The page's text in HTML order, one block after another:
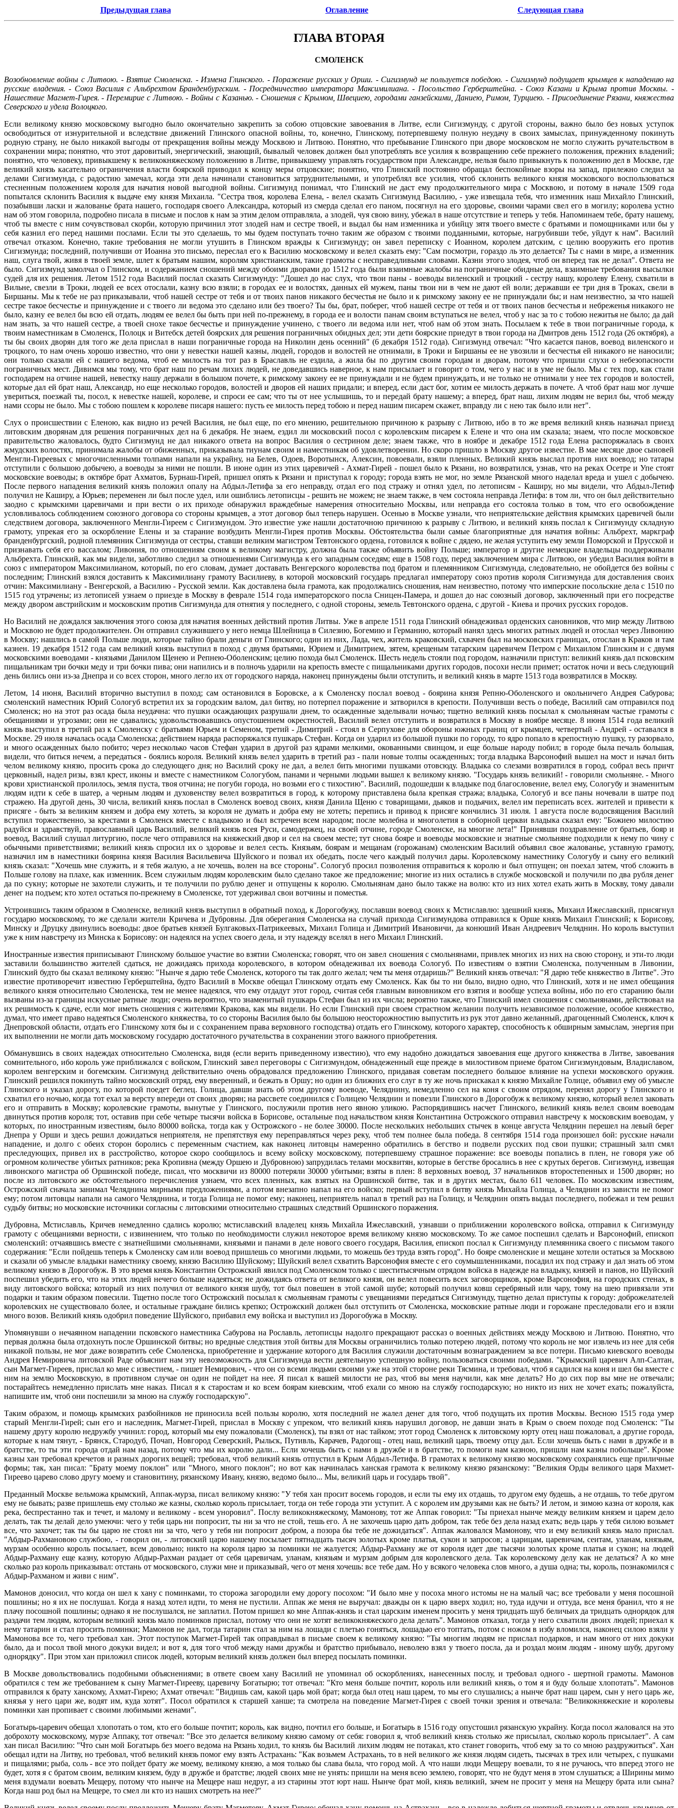
Предыдущая глава Оглавление Следующая глава
ГЛАВА ВТОРАЯ
СМОЛЕНСК
Возобновление войны с Литвою. - Взятие Смоленска. - Измена Глинского. - Поражение русских у Орши. - Сигизмунд не пользуется победою. - Сигизмунд подущает крымцев к нападению на
русские владения. - Союз Василия с Альбрехтом Бранденбургским. - Посредничество императора Максимилиана. - Посольство Герберштейна. - Союз Казани и Крыма против Москвы. -
Нашествие Магмет-Гирея. - Перемирие с Литвою. - Войны с Казанью. - Сношения с Крымом, Швециею, городами ганзейскими, Даниею, Римом, Турциею. - Присоединение Рязани, княжества
Северского и удела Волоцкого.
Если великому князю московскому выгодно было окончательно закрепить за собою отцовские завоевания в Литве, если Сигизмунду, с другой стороны, важно было без новых уступок
освободиться от изнурительной и вследствие движений Глинского опасной войны, то, конечно, Глинскому, потерпевшему полную неудачу в своих замыслах, принужденному покинуть
родную страну, не было никакой выгоды от прекращения войны между Москвою и Литвою. Понятно, что пребывание Глинского при дворе московском не могло служить ручательством в
сохранении мира; понятно, что этот даровитый, энергический, знающий, бывалый человек должен был употреблять все усилия к возвращению себе прежнего положения, прежних владений;
понятно, что человеку, привыкшему к великокняжескому положению в Литве, привыкшему управлять государством при Александре, нельзя было привыкнуть к положению дел в Москве, где
великий князь касательно ограничения власти боярской приводил к концу меры отцовские; понятно, что Глинский постоянно обращал беспокойные взоры на запад, прилежно следил за
делами Сигизмунда, с радостию замечал, когда эти дела начинали становиться затруднительными, и употреблял все усилия, чтоб склонить великого князя московского воспользоваться
стесненным положением короля для начатия новой выгодной войны. Сигизмунд понимал, что Глинский не даст ему продолжительного мира с Москвою, и потому в начале 1509 года
попытался склонить Василия к выдаче ему князя Михаила. "Сестра твоя, королева Елена, - велел сказать Сигизмунд Василию, - уже извещала тебя, что изменник наш Михайло Глинский,
позабывши ласки и жалованье брата нашего, господаря своего Александра, который из смерда сделал его паном, посягнул на его здоровье, своими чарами свел его в могилу; королева устно
нам об этом говорила, подробно писала в письме и послов к нам за этим делом отправляла, а злодей, чуя свою вину, убежал в наше отсутствие и теперь у тебя. Напоминаем тебе, брату нашему,
чтоб ты вместе с ним сочувствовал скорби, которую причинил этот злодей нам и сестре твоей, и выдал бы нам изменника и убийцу зятя твоего вместе с братьями и помощниками или бы у
себя казнил его перед нашими послами. Если ты это сделаешь, то мы будем поступать точно таким же образом с твоими подданными, которые, нагрубивши тебе, уйдут к нам". Василий
отвечал отказом. Конечно, такие требования не могли утушить в Глинском вражды к Сигизмунду; он завел переписку с Иоанном, королем датским, с целию вооружить его против
Сигизмунда; последний, получивши от Иоанна это письмо, переслал его к Василию московскому и велел сказать ему: "Сам посмотри, гораздо ль это делается? Ты с нами в мире, а изменник
наш, слуга твой, живя в твоей земле, шлет к братьям нашим, королям христианским, такие грамоты с несправедливыми словами. Казни этого злодея, чтоб он вперед так не делал". Ответа не
было. Сигизмунд замолчал о Глинском, и содержанием сношений между обоими дворами до 1512 года были взаимные жалобы на пограничные обидные дела, взаимные требования высылки
судей для их решения. Летом 1512 года Василий послал сказать Сигизмунду: "Дошел до нас слух, что твои паны - воеводы виленский и троцкий - сестру нашу, королеву Елену, схватили в
Вильне, свезли в Троки, людей ее всех отослали, казну всю взяли; в городах ее и волостях, данных ей мужем, паны твои ни в чем не дают ей воли; державши ее три дня в Троках, свели в
Биршаны. Мы к тебе не раз приказывали, чтоб нашей сестре от тебя и от твоих панов никакого бесчестья не было и к римскому закону ее не принуждали бы; и нам неизвестно, за что нашей
сестре такое бесчестье и принуждение и с твоего ли ведома это сделано или без твоего? Ты бы, брат, поберег, чтоб нашей сестре от тебя и от твоих панов бесчестья и небреженья никакого не
было, казну ее велел бы всю ей отдать, людям ее велел бы быть при ней по-прежнему, в города ее и волости панам своим вступаться не велел, чтоб у нас за то с тобою нежитья не было; да дай
нам знать, за что нашей сестре, а твоей снохе такое бесчестье и принуждение учинено, с твоего ли ведома или нет, чтоб нам об этом знать. Посылаем к тебе в твои пограничные города, к
твоим наместникам в Смоленск, Полоцк и Витебск детей боярских для решения пограничных обидных дел; эти дети боярские приедут в твои города на Дмитров день 1512 года (26 октября), а
ты бы своих дворян для того же дела прислал в наши пограничные города на Николин день осенний" (6 декабря 1512 года). Сигизмунд отвечал: "Что касается панов, воевод виленского и
троцкого, то нам очень хорошо известно, что они у невестки нашей казны, людей, городов и волостей не отнимали, в Троки и Биршаны ее не увозили и бесчестья ей никакого не наносили;
они только сказали ей с нашего ведома, чтоб ее милость на тот раз в Браславль не ездила, а жила бы по другим своим городам и дворам, потому что пришли слухи о небезопасности
пограничных мест. Дивимся мы тому, что брат наш по речам лихих людей, не доведавшись наверное, к нам присылает и говорит о том, чего у нас и в уме не было. Мы с тех пор, как стали
господарем на отчине нашей, невестку нашу держали в большом почете, к римскому закону ее не принуждали и не будем принуждать, и не только не отнимали у нее тех городов и волостей,
которые дал ей брат наш, Александр, но еще несколько городов, волостей и дворов ей наших придали; и вперед, если даст бог, хотим ее милость держать в почете. А чтоб брат наш мог лучше
увериться, поезжай ты, посол, к невестке нашей, королеве, и спроси ее сам; что ты от нее услышишь, то и передай брату нашему; а вперед, брат наш, лихим людям не верил бы, чтоб между
нами ссоры не было. Мы с тобою пошлем к королеве писаря нашего: пусть ее милость перед тобою и перед нашим писарем скажет, вправду ли с нею так было или нет".
Слух о происшествии с Еленою, как видно из речей Василия, не был еще, по его мнению, решительною причиною к разрыву с Литвою, ибо в то же время великий князь назначал приезд
литовским дворянам для решения пограничных дел на 6 декабря. Не знаем, ездил ли московский посол с королевским писарем к Елене и что она им сказала; знаем, что после московское
правительство жаловалось, будто Сигизмунд не дал никакого ответа на вопрос Василия о сестрином деле; знаем также, что в ноябре и декабре 1512 года Елена распоряжалась в своих
жмудских волостях, принимала жалобы от обиженных, приказывала тиунам своим и наместникам об удовлетворении. Но скоро пришло в Москву другое известие. В мае месяце двое сыновей
Менгли-Гиреевых с многочисленными толпами напали на украйну, на Белев, Одоев, Воротынск, Алексин, повоевали, взяли пленных. Великий князь выслал против них воевод; но татары
отступили с большою добычею, а воеводы за ними не пошли. В июне один из этих царевичей - Ахмат-Гирей - пошел было к Рязани, но возвратился, узнав, что на реках Осетре и Упе стоят
московские воеводы; в октябре брат Ахматов, Бурнаш-Гирей, пришел опять к Рязани и приступал к городу; города взять не мог, но земле Рязанской много наделал вреда и ушел с добычею.
После первого нападения великий князь положил опалу на Абдыл-Летифа за его неправду, отдал его под стражу и отнял удел, по летописям - Каширу, но мы видели, что Абдыл-Летиф
получил не Каширу, а Юрьев; переменен ли был после удел, или ошиблись летописцы - решить не можем; не знаем также, в чем состояла неправда Летифа: в том ли, что он был действительно
заодно с крымскими царевичами и при вести о их приходе обнаружил враждебные намерения относительно Москвы, или неправда его состояла только в том, что его освобождение
условливалось соблюдением союзного договора со стороны крымцев, а этот договор был теперь нарушен. Осенью в Москве узнали, что неприятельские действия крымских царевичей были
следствием договора, заключенного Менгли-Гиреем с Сигизмундом. Это известие уже нашли достаточною причиною к разрыву с Литвою, и великий князь послал к Сигизмунду складную
грамоту, упрекая его за оскорбление Елены и за старание возбудить Менгли-Гирея против Москвы. Обстоятельства были самые благоприятные для начатия войны: Альбрехт, маркграф
бранденбургский, родной племянник Сигизмунда от сестры, ставши великим магистром Тевтонского ордена, готовился к войне с дядею, не желая уступить ему земли Поморской и Прусской и
признавать себя его вассалом; Ливония, по отношениям своим к великому магистру, должна была также объявить войну Польше; император и другие немецкие владельцы поддерживали
Альбрехта. Глинский, как мы видели, заботливо следил за отношениями Сигизмунда к его западным соседям; еще в 1508 году, перед заключением мира с Литвою, он убедил Василия войти в
союз с императором Максимилианом, который, по его словам, думает доставать Венгерского королевства под братом и племянником Сигизмунда, следовательно, не обойдется без войны с
последним; Глинский взялся доставить к Максимилиану грамоту Василиеву, в которой московский государь предлагал императору союз против короля Сигизмунда для доставления своих
отчин: Максимилиану - Венгерской, а Василию - Русской земли. Как доставлена была грамота, как продолжались сношения, нам неизвестно, потому что имперские посольские дела с 1510 по
1515 год утрачены; из летописей узнаем о приезде в Москву в феврале 1514 года императорского посла Сницен-Памера, и дошел до нас союзный договор, заключенный при его посредстве
между двором австрийским и московским против Сигизмунда для отнятия у последнего, с одной стороны, земель Тевтонского ордена, с другой - Киева и прочих русских городов.
Но Василий не дождался заключения этого союза для начатия военных действий против Литвы. Уже в апреле 1511 года Глинский обнадеживал орденских сановников, что мир между Литвою
и Москвою не будет продолжителен. Он отправил служившего у него немца Шлейница в Силезию, Богемию и Германию, который нанял здесь многих ратных людей и отослал через Ливонию
в Москву; нашлись в самой Польше люди, которые тайно брали деньги от Глинского; один из них, Лада, чех, житель краковский, схвачен был на московских границах, отослан в Краков и там
казнен. 19 декабря 1512 года сам великий князь выступил в поход с двумя братьями, Юрием и Димитрием, зятем, крещеным татарским царевичем Петром с Михаилом Глинским и с двумя
московскими воеводами - князьями Данилом Щенею и Репнею-Оболенским; целию похода был Смоленск. Шесть недель стояли под городом, назначили приступ: великий князь дал псковским
пищальникам три бочки меду и три бочки пива; они напились и в полночь ударили на крепость вместе с пищальниками других городов, посохи несли примет; остаток ночи и весь следующий
день бились они из-за Днепра и со всех сторон, много легло их от городского наряда, наконец принуждены были отступить, и великий князь в марте 1513 года возвратился в Москву.
Летом, 14 июня, Василий вторично выступил в поход; сам остановился в Боровске, а к Смоленску послал воевод - боярина князя Репню-Оболенского и окольничего Андрея Сабурова;
смоленский наместник Юрий Сологуб встретил их за городским валом, дал битву, но потерпел поражение и затворился в крепости. Получивши весть о победе, Василий сам отправился под
Смоленск; но на этот раз осада была неудачна: что пушки осаждающих разрушали днем, то осажденные заделывали ночью; тщетно великий князь посылал к смольнянам частые грамоты с
обещаниями и угрозами; они не сдавались; удовольствовавшись опустошением окрестностей, Василий велел отступить и возвратился в Москву в ноябре месяце. 8 июня 1514 года великий
князь выступил в третий раз к Смоленску с братьями Юрьем и Семеном, третий - Димитрий - стоял в Серпухове для обороны южных границ от крымцев, четвертый - Андрей - оставался в
Москве. 29 июля началась осада Смоленска; действием наряда распоряжался пушкарь Стефан. Когда он ударил из большой пушки по городу, то ядро попало в крепостную пушку, ту разорвало,
и много осажденных было побито; через несколько часов Стефан ударил в другой раз ядрами мелкими, окованными свинцом, и еще больше народу побил; в городе была печаль большая,
видели, что биться нечем, а передаться - боялись короля. Великий князь велел ударить в третий раз - пали новые толпы осажденных; тогда владыка Варсонофий вышел на мост и начал бить
челом великому князю, просить срока до следующего дня; но Василий сроку не дал, а велел бить многими пушками отовсюду. Владыка со слезами возвратился в город, собрал весь причт
церковный, надел ризы, взял крест, иконы и вместе с наместником Сологубом, панами и черными людьми вышел к великому князю. "Государь князь великий! - говорили смольняне. - Много
крови христианской пролилось, земля пуста, твоя отчина; не погуби города, но возьми его с тихостию". Василий, подошедши к владыке под благословение, велел ему, Сологубу и знаменитым
людям идти к себе в шатер, а черным людям и духовенству велел возвратиться в город, к которому приставлена была крепкая стража; владыка, Сологуб и все паны ночевали в шатре под
стражею. На другой день, 30 числа, великий князь послал в Смоленск воевод своих, князя Данила Щеню с товарищами, дьяков и подьячих, велел им переписать всех. жителей и привести к
присяге - быть за великим князем и добра ему хотеть, за короля не думать и добра ему не хотеть; перепись и привод к присяге кончились 31 июля. 1 августа после водосвящения Василий
вступил торжественно, за крестами в Смоленск вместе с владыкою и был встречен всем народом; после молебна и многолетия в соборной церкви владыка сказал ему: "Божиею милостию
радуйся и здравствуй, православный царь Василий, великий князь всея Руси, самодержец, на своей отчине, городе Смоленске, на многие лета!" Принявши поздравление от братьев, бояр и
воевод, Василий слушал литургию, после чего отправился на княжеский двор и сел на своем месте; тут снова бояре и воеводы московские и знатные смольняне подходили к нему по чину с
обычными приветствиями; великий князь спросил их о здоровье и велел сесть. Князьям, боярам и мещанам (горожанам) смоленским Василий объявил свое жалованье, уставную грамоту,
назначил им в наместники боярина князя Василия Васильевича Шуйского и позвал их обедать, после чего каждый получил дары. Королевскому наместнику Сологубу и сыну его великий
князь сказал: "Хочешь мне служить, и я тебя жалую, а не хочешь, волен на все стороны". Сологуб просил позволения отправиться к королю и был отпущен; он поехал затем, чтоб сложить в
Польше голову на плахе, как изменник. Всем служилым людям королевским было сделано такое же предложение; многие из них остались в службе московской и получили по два рубля денег
да по сукну; которые не захотели служить, и те получили по рублю денег и отпущены к королю. Смольнянам дано было также на волю: кто из них хотел ехать жить в Москву, тому давали
денег на подъем; кто хотел остаться по-прежнему в Смоленске, тот удерживал свои вотчины и поместья.
Устроившись таким образом в Смоленске, великий князь выступил в обратный поход, к Дорогобужу, пославши воевод своих к Мстиславлю: здешний князь, Михаил Ижеславский, присягнул
государю московскому, то же сделали жители Кричева и Дубровны. Для оберегания Смоленска на случай прихода Сигизмундова отправился к Орше князь Михаил Глинский; к Борисову,
Минску и Друцку двинулись воеводы: двое братьев князей Булгаковых-Патрикеевых, Михаил Голица и Димитрий Ивановичи, да конюший Иван Андреевич Челяднин. Но король выступил
уже к ним навстречу из Минска к Борисову: он надеялся на успех своего дела, и эту надежду вселял в него Михаил Глинский.
Иностранные известия приписывают Глинскому большое участие во взятии Смоленска; говорят, что он завел сношения с смольнянами, привлек многих из них на свою сторону, и эти-то люди
заставили большинство жителей сдаться, не дожидаясь прихода королевского, в котором обнадеживал их воевода Сологуб. По известиям о взятии Смоленска, полученным в Ливонии,
Глинский будто бы сказал великому князю: "Нынче я дарю тебе Смоленск, которого ты так долго желал; чем ты меня отдаришь?" Великий князь отвечал: "Я дарю тебе княжество в Литве". Это
известие противоречит известию Герберштейна, будто Василий в Москве обещал Глинскому отдать ему Смоленск. Как бы то ни было, видно одно, что Глинский, хотя и не имел обещания
великого князя относительно Смоленска, тем не менее надеялся, что ему отдадут этот город, считая себя главным виновником его взятия и вообще успеха войны, ибо по его старанию были
вызваны из-за границы искусные ратные люди; очень вероятно, что знаменитый пушкарь Стефан был из их числа; вероятно также, что Глинский имел сношения с смольнянами, действовал на
их решимость к сдаче, если мог иметь сношения с жителями Кракова, как мы видели. Но если Глинский при своем страстном желании получить независимое положение, особое княжество,
думал, что имеет право надеяться Смоленского княжества, то со стороны Василия было бы большою неосторожностию выпустить из рук этот давно желанный, драгоценный Смоленск, ключ к
Днепровской области, отдать его Глинскому хотя бы и с сохранением права верховного господства) отдать его Глинскому, которого характер, способность к обширным замыслам, энергия при
их выполнении не могли дать московскому государю достаточного ручательства в сохранении этого важного приобретения.
Обманувшись в своих надеждах относительно Смоленска, видя (если верить приведенному известию), что ему надобно дожидаться завоевания еще другого княжества в Литве, завоевания
сомнительного, ибо король уже приближался с войском, Глинский завел переговоры с Сигизмундом, обнадеженный еще прежде в милостивом приеме братом Сигизмундовым, Владиславом,
королем венгерским и богемским. Сигизмунд действительно очень обрадовался предложению Глинского, придавая советам последнего большое влияние на успехи московского оружия.
Глинский решился покинуть тайно московский отряд, ему вверенный, и бежать в Оршу; но один из ближних его слуг в ту же ночь прискакал к князю Михайле Голице, объявил ему об умысле
Глинского и указал дорогу, по которой поедет беглец. Голица, давши знать об этом другому воеводе, Челяднину, немедленно сел на коня с своим отрядом, перенял дорогу у Глинского и
схватил его ночью, когда тот ехал за версту впереди от своих дворян; на рассвете соединился с Голицею Челяднин и повезли Глинского в Дорогобуж к великому князю, который велел заковать
его и отправить в Москву; королевские грамоты, вынутые у Глинского, послужили против него явною уликою. Распорядившись насчет Глинского, великий князь велел своим воеводам
двинуться против короля; тот, оставив при себе четыре тысячи войска в Борисове, остальные под начальством князя Константина Острожского отправил навстречу к московским воеводам, у
которых, по иностранным известиям, было 80000 войска, тогда как у Острожского - не более 30000. После нескольких небольших стычек в конце августа Челяднин перешел на левый берег
Днепра у Орши и здесь решил дожидаться неприятеля, не препятствуя ему переправляться через реку, чтоб тем полнее была победа. 8 сентября 1514 года произошел бой: русские начали
нападение, и долго с обеих сторон боролись с переменным счастием, как наконец литовцы намеренно обратились в бегство и подвели русских под свои пушки; страшный залп смял
преследующих, привел их в расстройство, которое скоро сообщилось и всему войску московскому, потерпевшему страшное поражение: все воеводы попались в плен, не говоря уже об
огромном количестве убитых ратников; река Кропивна (между Оршею и Дубровною) запрудилась телами москвитян, которые в бегстве бросались в нее с крутых берегов. Сигизмунд, извещая
ливонского магистра об Оршинской победе, писал, что москвичи из 80000 потеряли 30000 убитыми; взяты в плен: 8 верховных воевод, 37 начальников второстепенных и 1500 дворян; но
после из литовского же обстоятельного перечисления узнаем, что всех пленных, как взятых на Оршинской битве, так и в других местах, было 611 человек. По московским известиям,
Острожский сначала занимал Челяднина мирными предложениями, а потом внезапно напал на его войско; первый вступил в битву князь Михайла Голица, а Челяднин из зависти не помог
ему; потом литовцы напали на самого Челяднина, и тогда Голица не помог ему; наконец, неприятель напал в третий раз на Голицу, и Челяднин опять выдал последнего, побежал и тем решил
судьбу битвы; но московские источники согласны с литовскими относительно страшных следствий Оршинского поражения.
Дубровна, Мстиславль, Кричев немедленно сдались королю; мстиславский владелец князь Михайла Ижеславский, узнавши о приближении королевского войска, отправил к Сигизмунду
грамоту с обещаниями верности, с извинением, что только по необходимости служил некоторое время великому князю московскому. То же самое поспешил сделать и Варсонофий, епископ
смоленский: отчаявшись вместе с знатнейшими смольнянами, князьями и панами в деле нового своего государя, Василия, епископ послал к Сигизмунду племянника своего с письмом такого
содержания: "Если пойдешь теперь к Смоленску сам или воевод пришлешь со многими людьми, то можешь без труда взять город". Но бояре смоленские и мещане хотели остаться за Москвою
и сказали об умысле владыки наместнику своему, князю Василию Шуйскому; Шуйский велел схватить Варсонофия вместе с его соумышленниками, посадил их под стражу и дал знать об этом
великому князю в Дорогобуж. В это время князь Константин Острожский явился под Смоленском только с шеститысячным отрядом войска в надежде на владыку, князей и панов, но Шуйский
поспешил убедить его, что на этих людей нечего больше надеяться; не дожидаясь ответа от великого князя, он велел повесить всех заговорщиков, кроме Варсонофия, на городских стенах, в
виду литовского войска; который из них получил от великого князя шубу, тот был повешен в этой самой шубе; который получил ковш серебряный или чару, тому на шею привязали эти
подарки и таким образом повесили. Тщетно после того Острожский посылал к смольнянам грамоты с увещаниями передаться Сигизмунду, тщетно делал приступы к городу: доброжелателей
королевских не существовало более, и остальные граждане бились крепко; Острожский должен был отступить от Смоленска, московские ратные люди и горожане преследовали его и взяли
много возов. Великий князь одобрил поведение Шуйского, прибавил ему войска и выступил из Дорогобужа в Москву.
Упомянувши о нечаянном нападении псковского наместника Сабурова на Рославль, летописцы надолго прекращают рассказ о военных действиях между Москвою и Литвою. Понятно, что
первая должна была отдохнуть после Оршинской битвы; но вредные следствия этой битвы для Москвы ограничились только потерею людей, потому что король не мог извлечь из нее для себя
никакой пользы, не мог даже возвратить себе Смоленска, приобретение и удержание которого для Василия служили достаточным вознаграждением за все потери. Письмо киевского воеводы
Андрея Немировича литовской Раде объяснит нам эту невозможность для Сигизмунда вести деятельную успешную войну, пользоваться своими победами. "Крымский царевич Алп-Салтан,
сын Магмет-Гиреев, прислал ко мне с известием, - пишет Немирович, - что он со всеми людьми своими уже на этой стороне реки Тясмина, и требовал, чтоб я садился на коня и шел бы вместе с
ним на землю Московскую, в противном случае он один не пойдет на нее. Я писал к вашей милости не раз, чтоб вы меня научили, как мне делать? Но до сих пор вы мне не отвечали;
постарайтесь немедленно прислать мне наказ. Писал я к старостам и ко всем боярам киевским, чтоб ехали со мною на службу господарскую; но никто из них не хочет ехать; пожалуйста,
напишите им, чтоб они поспешили за мною на службу господарскую".
Таким образом, и помощь крымских разбойников не приносила всей пользы королю, хотя последний не жалел денег для того, чтоб подущать их против Москвы. Весною 1515 года умер
старый Менгли-Гирей; сын его и наследник, Магмет-Гирей, прислал в Москву с упреком, что великий князь нарушил договор, не давши знать в Крым о своем походе под Смоленск: "Ты
нашему другу королю недружбу учинил: город, который мы ему пожаловали (Смоленск), ты взял от нас тайком; этот город Смоленск к литовскому юрту отец наш пожаловал, а другие города,
которые к нам тянут, - Брянск, Стародуб, Почап, Новгород Северский, Рыльск, Путивль, Карачев, Радогощ - отец наш, великий царь, твоему отцу дал. Если хочешь быть с нами в дружбе и в
братстве, то ты эти города отдай нам назад, потому что мы их королю дали... Если хочешь быть с нами в дружбе и в братстве, то помоги нам казною, пришли нам казны побольше". Кроме
казны хан требовал кречетов и разных дорогих вещей; требовал, чтоб великий князь отпустил в Крым Абдыл-Летифа. В грамотах к великому князю московскому сохранялись еще приличные
формы; так, хан писал: "Брату моему поклон" или "Много, много поклон"; но вот как начиналась ханская грамота к великому князю рязанскому: "Великия Орды великого царя Махмет-
Гиреево царево слово другу моему и становитину, рязанскому Ивану, князю, ведомо было... Мы, великий царь и государь твой".
Преданный Москве вельможа крымский, Аппак-мурза, писал великому князю: "У тебя хан просит восемь городов, и если ты ему их отдашь, то другом ему будешь, а не отдашь, то тебе другом
ему не бывать; разве пришлешь ему столько же казны, сколько король присылает, тогда он тебе города эти уступит. А с королем им друзьями как не быть? И летом, и зимою казна от короля, как
река, беспрестанно так и течет, и малому и великому - всем уноровил". Послу великокняжескому, Мамонову, тот же Аппак говорил: "Ты приехал нынче между великим князем и царем дело
делать, так ты делай дело умеючи: чего у тебя царь ни попросит, ты ни за что не стой, тешь его. А не захочешь царю дать добром, так тебе без дела назад ехать; ведь царь у тебя силою возьмет
все, что захочет; так ты бы царю не стоял ни за что, чего у тебя ни попросит добром, а позора бы тебе не дожидаться". Аппак жаловался Мамонову, что и ему великий князь мало прислал.
"Абдыр-Рахмановою службою, - говорил он, - литовский царю нашему посылает пятнадцать тысяч золотых кроме платья, сукон и запросов; а царицам, царевичам, сеитам, уланам, князьям,
мурзам особенно король посылает, всем довольно; никто на короля царю за поминки не жалуется; Абдыр-Рахману же от короля идет две тысячи золотых кроме платья и сукон; на людей
Абдыр-Рахману еще казну, которую Абдыр-Рахман раздает от себя царевичам, уланам, князьям и мурзам добрым для королевского дела. Так королевскому делу как не делаться? А ко мне
сколько раз король приказывал: отстань от московского, служи мне и приказывай, чего от меня хочешь: все тебе дам. Но у всякого человека слов много, а душа одна; ты, король, познакомился с
Абдыр-Рахманом и живи с ним".
Мамонов доносил, что когда он шел к хану с поминками, то сторожа загородили ему дорогу посохом: "И было мне у посоха много истомы не на малый час; все требовали у меня посошной
пошлины; но я их не послушал. Когда я назад хотел идти, то меня не пустили. Аппак же меня не выручал: дважды он к царю вверх ходил; но, туда идучи и оттуда, все меня бранил, что я не
плачу посошной пошлины; однако я не послушался, не заплатил. Потом пришел ко мне Аппак-князь и стал царским именем просить у меня тридцать шуб беличьих да тридцать однорядок для
раздачи тем людям, которым великий князь мало поминков прислал, потому что они не хотят великокняжеского дела делать". Мамонов отказал, тогда у него схватили двоих людей; приехал к
нему татарин и стал просить поминки; Мамонов не дал, тогда татарин стал за ним на лошади с плетью гоняться, лошадью его топтать, потом с ножом в избу вломился, наконец силою взяли у
Мамонова все то, чего требовал хан. Этот поступок Магмет-Гирей так оправдывал в письме своем к великому князю: "Ты многим людям не прислал подарков, и нам много от них докуки
было, да и посол твой много докуки видел; и вот я, для того чтоб между нами дружбы и братство прибывало, неволею взял у твоего посла, да и роздал моим людям - иному шубу, другому
однорядку". При этом хан приложил список людей, которым великий князь должен был вперед посылать поминки.
В Москве довольствовались подобными объяснениями; в ответе своем хану Василий не упоминал об оскорблениях, нанесенных послу, и требовал одного - шертной грамоты. Мамонов
обратился с тем же требованием к сыну Магмет-Гирееву, царевичу Богатырю; тот отвечал: "Кто меня больше почтит, король или великий князь, о том я и буду больше хлопотать". Мамонов
отправился к брату ханскому, Ахмат-Гирею; Ахмат отвечал: "Видишь сам, какой царь мой брат; когда был отец наш царем, то мы его слушались; а нынче брат наш царем, сын у него царь же,
князья у него цари же, водят им, куда хотят". Посол обратился к старшей ханше; та смотрела на поведение Магмет-Гирея с своей точки зрения и отвечала: "Великокняжеские и королевы
поминки хан пропивает с своими любимыми женами".
Богатырь-царевич обещал хлопотать о том, кто его больше почтит; король, как видно, почтил его больше, и Богатырь в 1516 году опустошил рязанскую украйну. Когда посол жаловался на это
доброхоту московскому, мурзе Аппаку, тот отвечал: "Все это делается великому князю самому от себя: говорил я, чтоб великий князь столько же присылал, сколько король присылает". А сам
хан писал Василию: "Что сын мой Богатырь без моего ведома на Рязань ходил, то князь бы Василий лихим людям не потакал, кто станет говорить, чтоб ему за то со мною раздружиться". Хан
обещал идти на Литву, но требовал, чтоб великий князь помог ему взять Астрахань: "Как возьмем Астрахань, то в ней великого же князя людям сидеть, тысячах в трех или четырех, с пушками
и пищалями; рыба, соль - все это пойдет брату же моему, великому князю, а моя только бы слава была, что город мой. А что наши люди Мещеру воевали, то я не ручаюсь, что вперед этого не
будет, хотя я с братом своим, великим князем, буду в дружбе и братстве; людей своих мне не унять: пришли на меня всею землею, говорят, что не будут меня в этом слушаться; а Ширины мимо
меня вздумали воевать Мещеру, потому что нынче на Мещере наш недруг, а из старины этот юрт наш. Нынче брат мой, князь великий, зачем не просит у меня на Мещеру брата или сына?
Когда наш род был на Мещере, то смел ли кто из наших смотреть на нее?"